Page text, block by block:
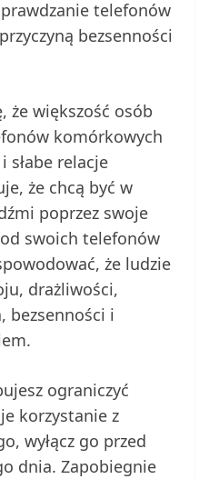
telefonów
bezsenności
że większość osób
komórkowych
słabe relacje
że chcą być w
poprzez swoje
swoich telefonów
że ludzie
drażliwości,
bezsenności i
ograniczyć
korzystanie z
wyłącz go przed
dnia. Zapobiegnie